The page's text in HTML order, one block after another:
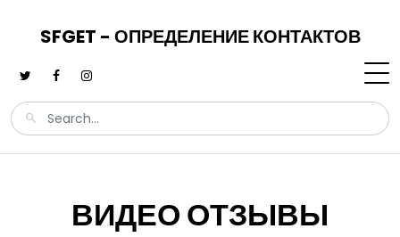
SFGET - ОПРЕДЕЛЕНИЕ КОНТАКТОВ
ВИДЕО ОТЗЫВЫ